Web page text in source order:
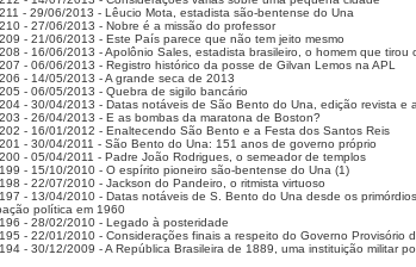
- 29/06/2013 - Lêucio Mota, estadista são-bentense do Una
- 27/06/2013 - Nobre é a missão do professor
- 21/06/2013 - Este País parece que não tem jeito mesmo
- 16/06/2013 - Apolônio Sales, estadista brasileiro, o homem que tirou
- 06/06/2013 - Registro histórico da posse de Gilvan Lemos na APL
- 14/05/2013 - A grande seca de 2013
- 06/05/2013 - Quebra de sigilo bancário
- 30/04/2013 - Datas notáveis de São Bento do Una, edição revista e
- 26/04/2013 - E as bombas da maratona de Boston?
- 16/01/2012 - Enaltecendo São Bento e a Festa dos Santos Reis
- 30/04/2011 - São Bento do Una: 151 anos de governo próprio
- 05/04/2011 - Padre João Rodrigues, o semeador de templos
- 15/10/2010 - O espírito pioneiro são-bentense do Una (1)
- 22/07/2010 - Jackson do Pandeiro, o ritmista virtuoso
- 13/04/2010 - Datas notáveis de S. Bento do Una desde os
política em 1960
- 28/02/2010 - Legado à posteridade
- 22/01/2010 - Considerações finais a respeito do Governo Provisório
- 30/12/2009 - A República Brasileira de 1889, uma instituição militar